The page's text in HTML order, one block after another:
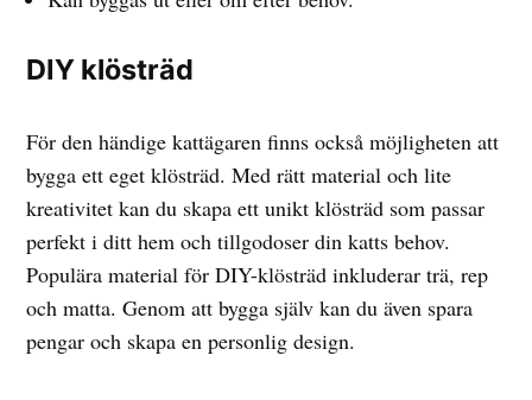
DIY klösträd
För den händige kattägaren finns också möjligheten att
bygga ett eget klösträd. Med rätt material och lite
kreativitet kan du skapa ett unikt klösträd som passar
perfekt i ditt hem och tillgodoser din katts behov.
Populära material för DIY-klösträd inkluderar trä, rep
och matta. Genom att bygga själv kan du även spara
pengar och skapa en personlig design.